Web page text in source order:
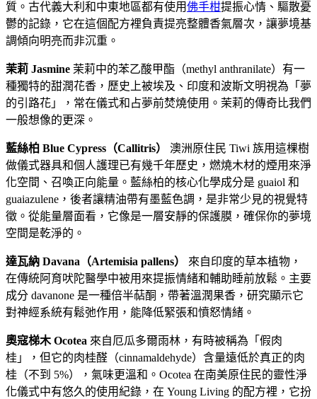
質。古代義大利和中東地區都有使用佛手柑提振心情、驅散憂
鬱的記錄，它在這個配方裡負責提亮整體香氣層次，讓夢境基
調傾向明亮而非沉重。
茉莉 Jasmine 茉莉中的苯乙酸甲酯（methyl anthranilate）有一
種獨特的甜潤花香，歷史上被埃及、印度和波斯文明視為「夢
的引路花」，常在儀式和占夢前焚燒使用。茉莉的傳奇比我們
一般想像的更深。
藍絲柏 Blue Cypress（Callitris）
澳洲原住民 Tiwi 族用這棵樹
做儀式器具和個人護理已有幾千年歷史，燃燒木材的煙用來淨
化空間、召喚正向能量。藍絲柏的核心化學成分是 guaiol 和
guaiazulene，後者讓精油帶有墨藍色調，是非常少見的視覺特
徵。從能量層面看，它像是一層安靜的保護膜，確保你的夢境
空間是乾淨的。
達瓦納 Davana（Artemisia pallens）
來自印度的草本植物，
在傳統阿育吠陀醫學中被用來提振情緒和輔助睡前放鬆。主要
成分 davanone 是一種倍半萜酮，帶著溫潤果香，研究顯示它
對神經系統有鬆弛作用，能降低緊張和憤怒情緒。
奧寇梯木 Ocotea 來自厄瓜多爾雨林，有時被稱為「假肉
桂」，但它的肉桂醛（cinnamaldehyde）含量遠低於真正的肉
桂（不到 5%），氣味更溫和。Ocotea 在南美原住民的靈性淨
化儀式中有悠久的使用紀錄，在 Young Living 的配方裡，它扮